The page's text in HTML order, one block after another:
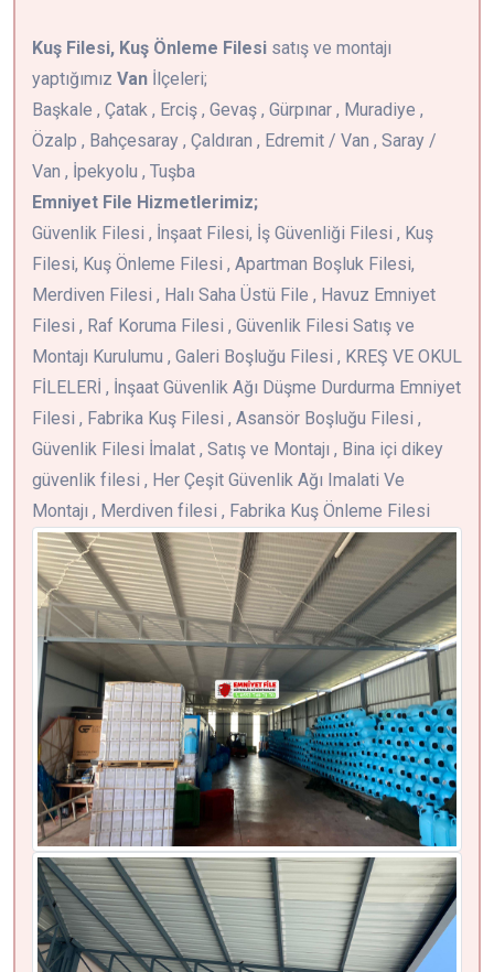
Kuş Filesi, Kuş Önleme Filesi satış ve montajı
yaptığımız Van İlçeleri;
Başkale , Çatak , Erciş , Gevaş , Gürpınar , Muradiye ,
Özalp , Bahçesaray , Çaldıran , Edremit / Van , Saray /
Van , İpekyolu , Tuşba
Emniyet File Hizmetlerimiz;
Güvenlik Filesi , İnşaat Filesi, İş Güvenliği Filesi , Kuş
Filesi, Kuş Önleme Filesi , Apartman Boşluk Filesi,
Merdiven Filesi , Halı Saha Üstü File , Havuz Emniyet
Filesi , Raf Koruma Filesi , Güvenlik Filesi Satış ve
Montajı Kurulumu , Galeri Boşluğu Filesi , KREŞ VE OKUL
FİLELERİ , İnşaat Güvenlik Ağı Düşme Durdurma Emniyet
Filesi , Fabrika Kuş Filesi , Asansör Boşluğu Filesi ,
Güvenlik Filesi İmalat , Satış ve Montajı , Bina içi dikey
güvenlik filesi , Her Çeşit Güvenlik Ağı Imalati Ve
Montajı , Merdiven filesi , Fabrika Kuş Önleme Filesi